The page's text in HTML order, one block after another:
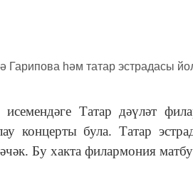
Татар дәүләт
концерты була. Татар
Бу хакта филармония